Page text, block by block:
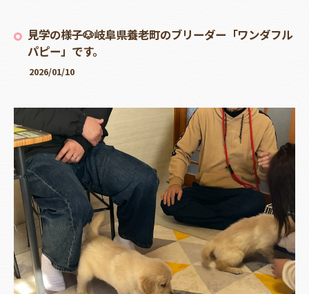
見学の様子🐶岐阜県養老町のブリーダー「ワンダフル
パピー」です。
2026/01/10